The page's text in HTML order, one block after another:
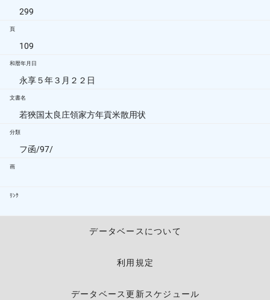
299
頁
109
和暦年月日
永享５年３月２２日
文書名
若狹国太良庄領家方年貢米散用状
分類
フ函/97/
画
ﾘﾝｸ
データベースについて
利用規定
データベース更新スケジュール